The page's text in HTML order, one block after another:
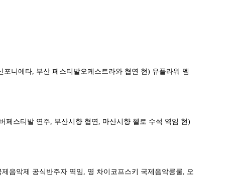
포니에타, 부산 페스티발오케스트라와 협연 현) 유플라워 멤
페스티발 연주, 부산시향 협연 , 마산시향 첼로 수석 역임 현)
제음악제 공식반주자 역임, 영 차이코프스키 국제음악콩쿨, 오